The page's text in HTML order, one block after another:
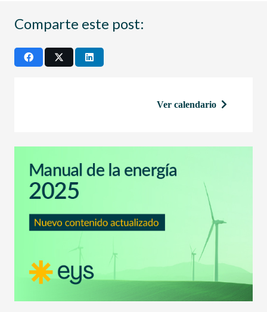
Comparte este post:
Ver calendario